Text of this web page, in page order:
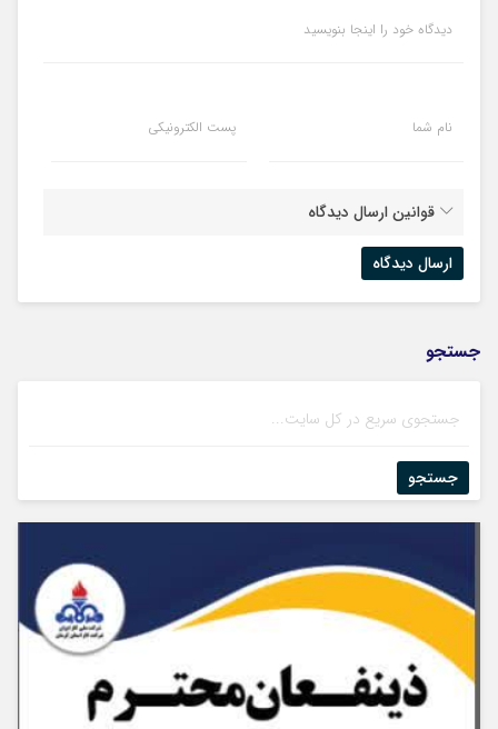
دیدگاه خود را اینجا بنویسید
نام شما پست الکترونیکی
قوانین ارسال دیدگاه
جستجو
جستجو